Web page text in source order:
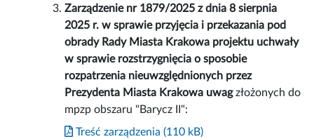
Zarządzenie nr 1879/2025 z dnia 8 sierpnia
2025 r. w sprawie przyjęcia i przekazania pod
obrady Rady Miasta Krakowa projektu uchwały
w sprawie rozstrzygnięcia o sposobie
rozpatrzenia nieuwzględnionych przez
Prezydenta Miasta Krakowa uwagzłożonych do
mpzp obszaru "Barycz II":
Treść zarządzenia (110 kB)